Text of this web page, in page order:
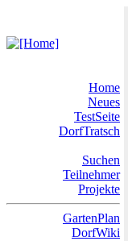
Home
Neues
TestSeite
DorfTratsch
Suchen
Teilnehmer
Projekte
GartenPlan
DorfWiki